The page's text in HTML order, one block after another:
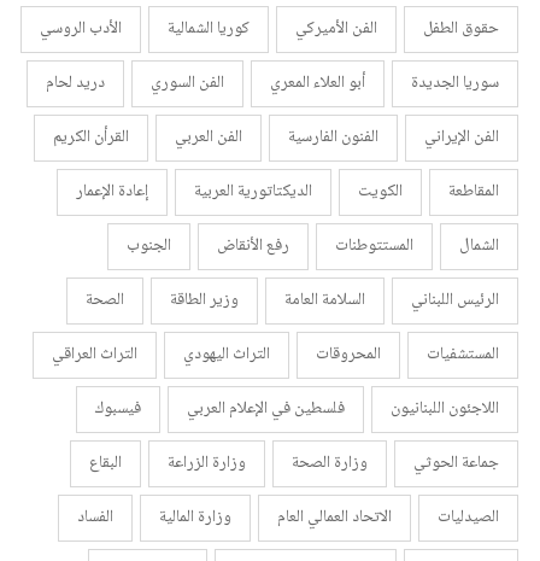
حقوق الطفل
الفن الأميركي كوريا الشمالية
الأدب الروسي
سوريا الجديدة
أبو العلاء المعري الفن السوري
دريد لحام
الفن الإيراني
الفنون الفارسية الفن العربي
القرأن الكريم
المقاطعة
الكويت الديكتاتورية العربية
إعادة الإعمار
الشمال
المستتوطنات رفع الأنقاض
الجنوب
الرئيس اللبناني
السلامة العامة وزير الطاقة
الصحة
المستشفيات
المحروقات التراث اليهودي
التراث العراقي
اللاجئون اللبنانيون
فلسطين في الإعلام العربي
فيسبوك
جماعة الحوثي
وزارة الصحة وزارة الزراعة
البقاع
الصيدليات
الاتحاد العمالي العام وزارة المالية
الفساد